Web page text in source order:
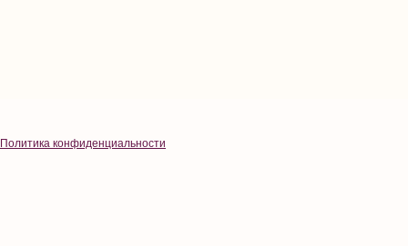
Политика конфиденциальности